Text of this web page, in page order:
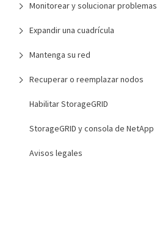
Monitorear y solucionar problemas
Expandir una cuadrícula
Mantenga su red
Recuperar o reemplazar nodos
Habilitar StorageGRID
StorageGRID y consola de NetApp
Avisos legales